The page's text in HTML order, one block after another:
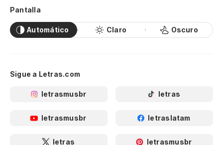
Pantalla
Automático Claro Oscuro
Sigue a Letras.com
letrasmusbr letras
letrasmusbr letraslatam
letras letrasmusbr